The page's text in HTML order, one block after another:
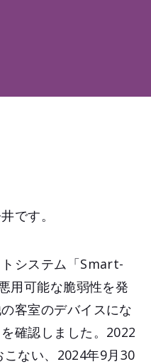
です。
システム「Smart-
用可能な脆弱性を発
客室のデバイスにな
確認しました。2022
ない、2024年9月30